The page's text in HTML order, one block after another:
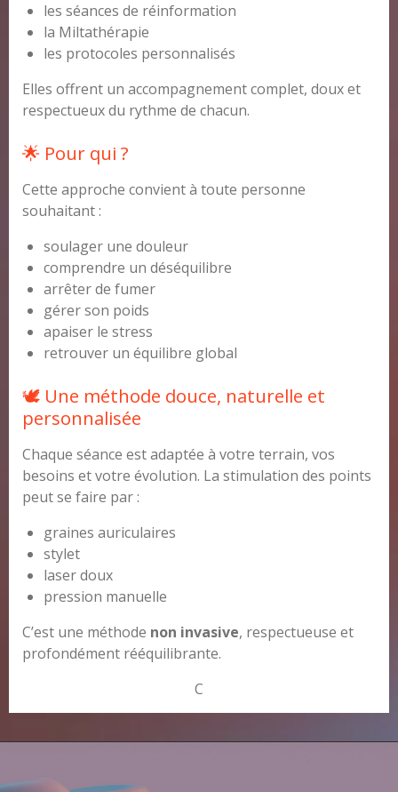
les séances de réinformation
la Miltathérapie
les protocoles personnalisés
Elles offrent un accompagnement complet, doux et
respectueux du rythme de chacun.
🌟 Pour qui ?
Cette approche convient à toute personne
souhaitant :
soulager une douleur
comprendre un déséquilibre
arrêter de fumer
gérer son poids
apaiser le stress
retrouver un équilibre global
🕊️ Une méthode douce, naturelle et
personnalisée
Chaque séance est adaptée à votre terrain, vos
besoins et votre évolution. La stimulation des points
peut se faire par :
graines auriculaires
stylet
laser doux
pression manuelle
C’est une méthode non invasive, respectueuse et
profondément rééquilibrante.
C